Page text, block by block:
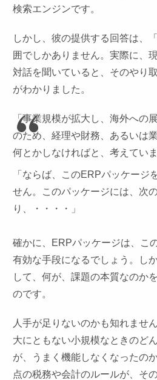
検索エンジンです。
しかし、彼の提供する回答は、
囲でしかありません。実際に、
対話を聞いていると、そのやり
がわかりました。
「事業規模が拡大し、海外への
のため、経理や財務、あるいは
何とかしなければと、考えていま
「ならば、このERPパッケージ
せん。このパッケージには、次
り、・・・・」
確かに、ERPパッケージは、こ
有効な手段になるでしょう。し
して、何が、課題の本質なのか
のです。
人手が足りないのかも知れませ
大にともない小規模なときのど
が、うまく機能しなくなったの
点の税務や会計のルールが、そ